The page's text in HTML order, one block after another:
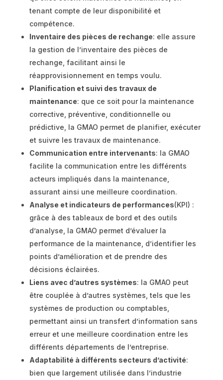
tenant compte de leur disponibilité et
compétence.
Inventaire des pièces de rechange: elle assure
la gestion de l’inventaire des pièces de
rechange, facilitant ainsi le
réapprovisionnement en temps voulu.
Planification et suivi des travaux de
maintenance: que ce soit pour la maintenance
corrective, préventive, conditionnelle ou
prédictive, la GMAO permet de planifier, exécuter
et suivre les travaux de maintenance.
Communication entre intervenants: la GMAO
facilite la communication entre les différents
acteurs impliqués dans la maintenance,
assurant ainsi une meilleure coordination.
Analyse et indicateurs de performances(KPI) :
grâce à des tableaux de bord et des outils
d’analyse, la GMAO permet d’évaluer la
performance de la maintenance, d’identifier les
points d’amélioration et de prendre des
décisions éclairées.
Liens avec d’autres systèmes: la GMAO peut
être couplée à d’autres systèmes, tels que les
systèmes de production ou comptables,
permettant ainsi un transfert d’information sans
erreur et une meilleure coordination entre les
différents départements de l’entreprise.
Adaptabilité à différents secteurs d’activité:
bien que largement utilisée dans l’industrie